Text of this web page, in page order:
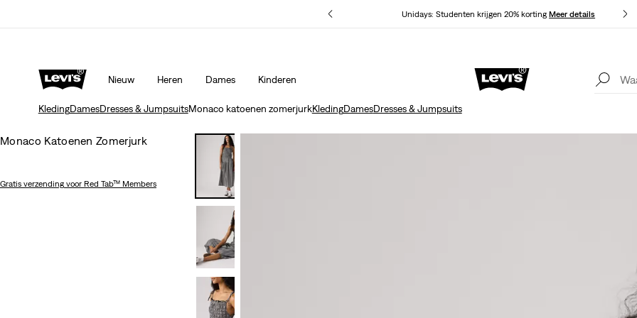
Unidays: Studenten krijgen 20% kortingMeer details
Nieuw Heren Dames Kinderen
Update verzend- en retourbeleidMeer details
KledingDamesDresses & JumpsuitsMonaco katoenen zomerjurkKledingDamesDresses & Jumpsuits
Monaco Katoenen Zomerjurk
Gratis verzending voor Red Tab™ Members